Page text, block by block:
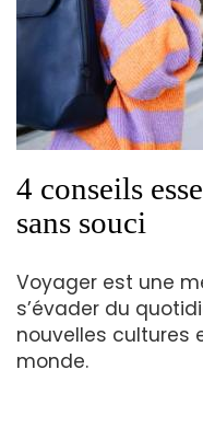
4 conseils
sans souci
Voyager est une
s’évader du
nouvelles cultures
monde.